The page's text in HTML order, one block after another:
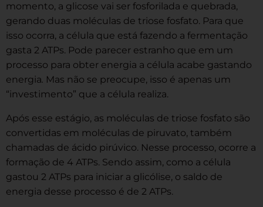
momento, a glicose vai ser fosforilada e quebrada,
gerando duas moléculas de triose fosfato. Para que
isso ocorra, a célula que está fazendo a fermentação
gasta 2 ATPs. Pode parecer estranho que em um
processo para obter energia a célula acabe gastando
energia. Mas não se preocupe, isso é apenas um
“investimento” que a célula realiza.
Após esse estágio, as moléculas de triose fosfato são
convertidas em moléculas de piruvato, também
chamadas de ácido pirúvico. Nesse processo, ocorre a
formação de 4 ATPs. Sendo assim, como a célula
gastou 2 ATPs para iniciar a glicólise, o saldo de
energia desse processo é de 2 ATPs.